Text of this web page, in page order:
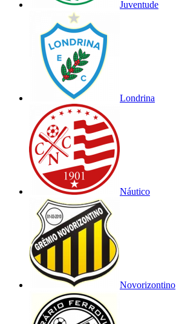
Juventude
Londrina
Náutico
Novorizontino